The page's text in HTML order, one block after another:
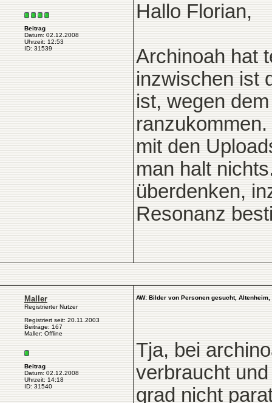
Beitrag
Datum: 02.12.2008
Uhrzeit: 12:53
ID: 31539
Hallo Florian,
Archinoah hat
inzwischen ist
ist, wegen
mit den
man halt
überdenken,
Resonanz
Maller
Registrierter Nutzer
Registriert seit: 20.11.2003
Beiträge: 167
Maller: Offline
Beitrag
Datum: 02.12.2008
Uhrzeit: 14:18
ID: 31540
AW: Bilder von Personen gesucht,
Tja, bei
verbraucht
grad nicht